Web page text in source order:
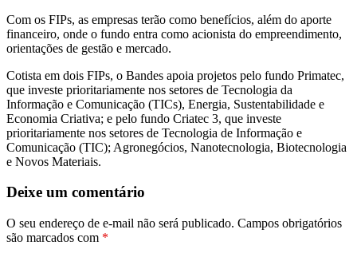
Com os FIPs, as empresas terão como benefícios, além do aporte
financeiro, onde o fundo entra como acionista do empreendimento,
orientações de gestão e mercado.
Cotista em dois FIPs, o Bandes apoia projetos pelo fundo Primatec,
que investe prioritariamente nos setores de Tecnologia da
Informação e Comunicação (TICs), Energia, Sustentabilidade e
Economia Criativa; e pelo fundo Criatec 3, que investe
prioritariamente nos setores de Tecnologia de Informação e
Comunicação (TIC); Agronegócios, Nanotecnologia, Biotecnologia
e Novos Materiais.
Deixe um comentário
O seu endereço de e-mail não será publicado. Campos obrigatórios
são marcados com *